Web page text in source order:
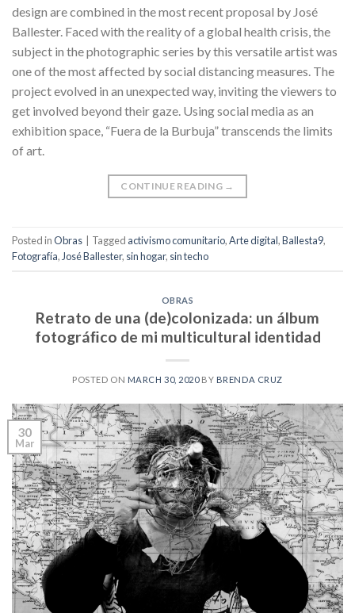
design are combined in the most recent proposal by José
Ballester. Faced with the reality of a global health crisis, the
subject in the photographic series by this versatile artist was
one of the most affected by social distancing measures. The
project evolved in an unexpected way, inviting the viewers to
get involved beyond their gaze. Using social media as an
exhibition space, “Fuera de la Burbuja” transcends the limits
of art.
CONTINUE READING →
Posted inObras Tagged activismo comunitario,Arte digital,Ballesta9,
Fotografía,José Ballester, sin hogar, sin techo
OBRAS
Retrato de una (de)colonizada: un álbum
fotográﬁco de mi multicultural identidad
POSTED ON MARCH 30, 2020BY BRENDA CRUZ
30
Mar